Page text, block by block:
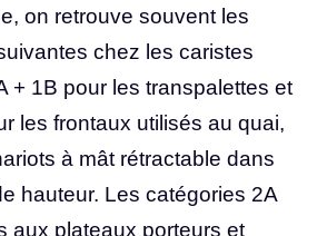
on retrouve souvent les
chez les caristes
+ 1B pour les transpalettes et
les frontaux utilisés au quai,
à mât rétractable dans
hauteur. Les catégories 2A
aux plateaux porteurs et